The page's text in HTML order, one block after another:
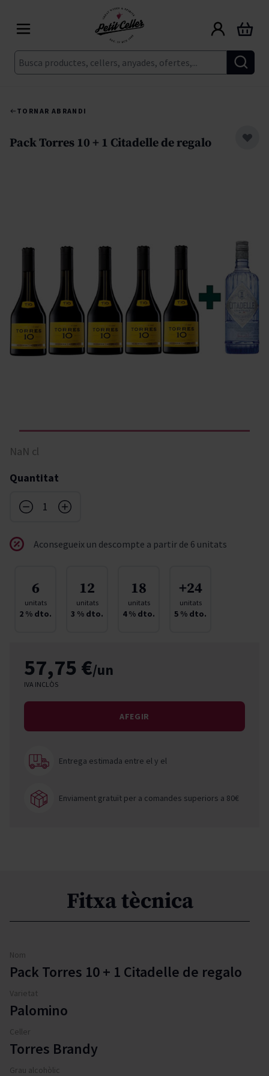
Cerca
Cart
TORNAR ABRANDI
Pack Torres 10 + 1 Citadelle de regalo
NaN cl
Quantitat
Aconsegueix un descompte a partir de 6 unitats
6
unitats
2 % dto.
12
unitats
3 % dto.
18
unitats
4% dto.
+24
unitats
5 % dto.
57,75 €/un
IVA INCLÒS
AFEGIR
Entrega estimada entre ely el
Enviament gratuït per a comandes superiors a 80€
Fitxa tècnica
Nom
Pack Torres 10 + 1 Citadelle de regalo
Varietat
Palomino
Celler
Torres Brandy
Grau alcohòlic